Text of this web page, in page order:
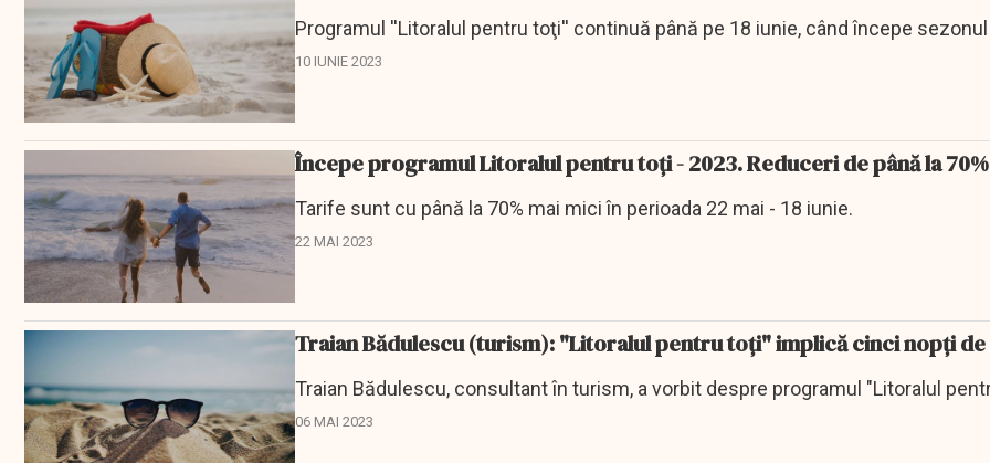
Programul ''Litoralul pentru toţi'' continuă până pe 18 iunie, când începe
10 IUNIE 2023
Începe programul Litoralul pentru toţi - 2023. Reduceri de până la 70%
Tarife sunt cu până la 70% mai mici în perioada 22 mai - 18 iunie.
22 MAI 2023
Traian Bădulescu (turism): "Litoralul pentru toți" implică cinci nopţi
Traian Bădulescu, consultant în turism, a vorbit despre programul "Litoralul
06 MAI 2023